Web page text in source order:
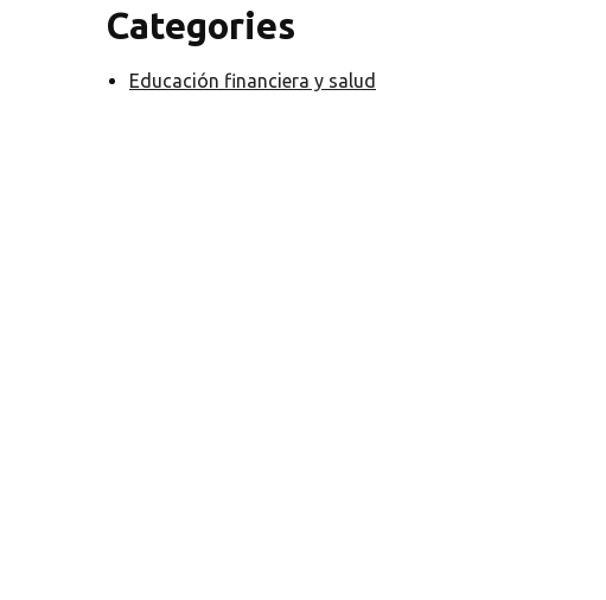
Categories
Educación financiera y salud